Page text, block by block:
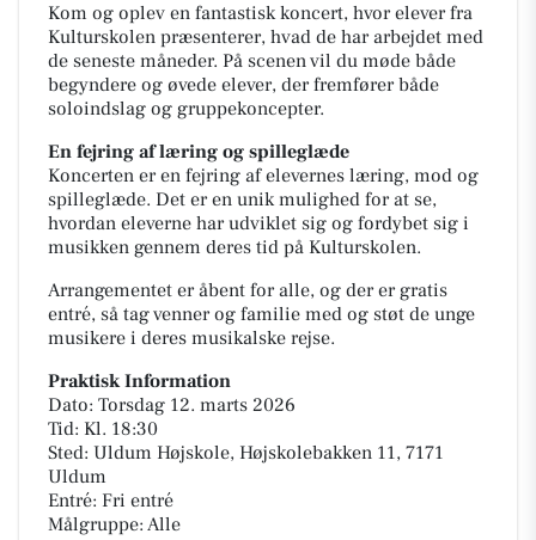
Kom og oplev en fantastisk koncert, hvor elever fra
Kulturskolen præsenterer, hvad de har arbejdet med
de seneste måneder. På scenen vil du møde både
begyndere og øvede elever, der fremfører både
soloindslag og gruppekoncepter.
En fejring af læring og spilleglæde
Koncerten er en fejring af elevernes læring, mod og
spilleglæde. Det er en unik mulighed for at se,
hvordan eleverne har udviklet sig og fordybet sig i
musikken gennem deres tid på Kulturskolen.
Arrangementet er åbent for alle, og der er gratis
entré, så tag venner og familie med og støt de unge
musikere i deres musikalske rejse.
Praktisk Information
Dato: Torsdag 12. marts 2026
Tid: Kl. 18:30
Sted: Uldum Højskole, Højskolebakken 11, 7171
Uldum
Entré: Fri entré
Målgruppe: Alle